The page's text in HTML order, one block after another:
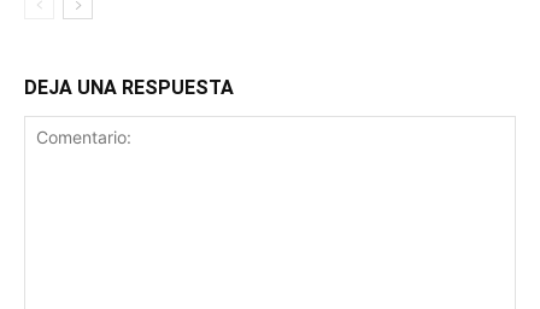
DEJA UNA RESPUESTA